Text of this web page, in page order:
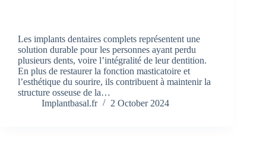
Les implants dentaires complets représentent une
solution durable pour les personnes ayant perdu
plusieurs dents, voire l’intégralité de leur dentition.
En plus de restaurer la fonction masticatoire et
l’esthétique du sourire, ils contribuent à maintenir la
structure osseuse de la…
Implantbasal.fr
2 October 2024